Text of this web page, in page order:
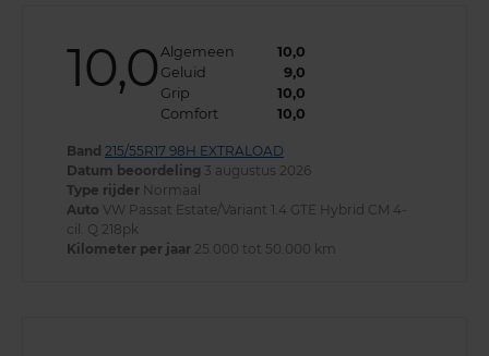
10,0 Algemeen
10,0
Geluid
9,0
Grip
10,0
Comfort
10,0
Band 215/55R17 98H EXTRALOAD
Datum beoordeling 3 augustus 2026
Type rijder Normaal
Auto VW Passat Estate/Variant 1.4 GTE Hybrid CM 4-
cil. Q 218pk
Kilometer per jaar 25.000 tot 50.000 km